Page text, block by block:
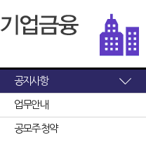
공지사항
업무안내
공모주 청약